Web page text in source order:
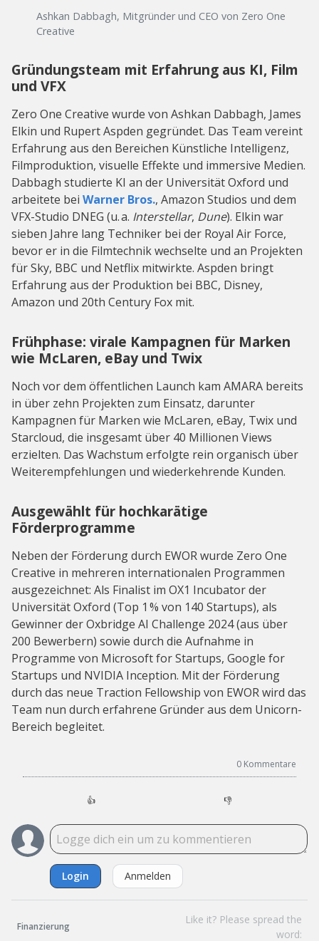
Ashkan Dabbagh, Mitgründer und CEO von Zero One
Creative
Gründungsteam mit Erfahrung aus KI, Film
und VFX
Zero One Creative wurde von Ashkan Dabbagh, James
Elkin und Rupert Aspden gegründet. Das Team vereint
Erfahrung aus den Bereichen Künstliche Intelligenz,
Filmproduktion, visuelle Effekte und immersive Medien.
Dabbagh studierte KI an der Universität Oxford und
arbeitete bei Warner Bros., Amazon Studios und dem
VFX-Studio DNEG (u. a. Interstellar, Dune). Elkin war
sieben Jahre lang Techniker bei der Royal Air Force,
bevor er in die Filmtechnik wechselte und an Projekten
für Sky, BBC und Netflix mitwirkte. Aspden bringt
Erfahrung aus der Produktion bei BBC, Disney,
Amazon und 20th Century Fox mit.
Frühphase: virale Kampagnen für Marken
wie McLaren, eBay und Twix
Noch vor dem öffentlichen Launch kam AMARA bereits
in über zehn Projekten zum Einsatz, darunter
Kampagnen für Marken wie McLaren, eBay, Twix und
Starcloud, die insgesamt über 40 Millionen Views
erzielten. Das Wachstum erfolgte rein organisch über
Weiterempfehlungen und wiederkehrende Kunden.
Ausgewählt für hochkarätige
Förderprogramme
Neben der Förderung durch EWOR wurde Zero One
Creative in mehreren internationalen Programmen
ausgezeichnet: Als Finalist im OX1 Incubator der
Universität Oxford (Top 1 % von 140 Startups), als
Gewinner der Oxbridge AI Challenge 2024 (aus über
200 Bewerbern) sowie durch die Aufnahme in
Programme von Microsoft for Startups, Google for
Startups und NVIDIA Inception. Mit der Förderung
durch das neue Traction Fellowship von EWOR wird das
Team nun durch erfahrene Gründer aus dem Unicorn-
Bereich begleitet.
0 Kommentare
👍 👎
Login Anmelden
Finanzierung
Like it? Please spread the
word: